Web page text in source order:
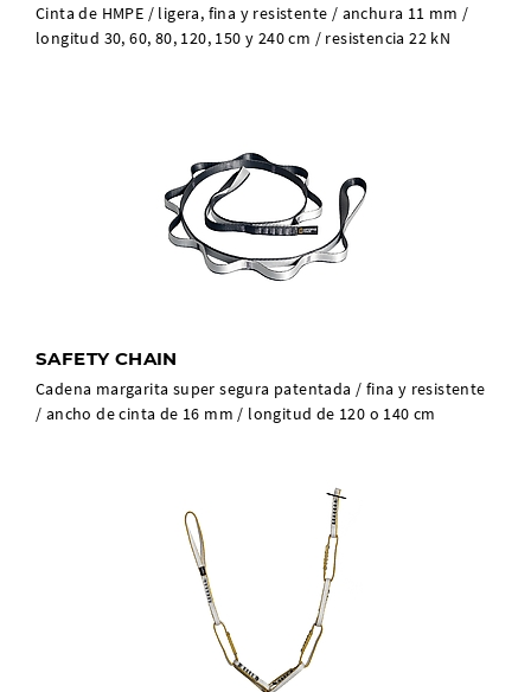
Cinta de HMPE / ligera, fina y resistente / anchura 11 mm /
longitud 30, 60, 80, 120, 150 y 240 cm / resistencia 22 kN
SAFETY CHAIN
Cadena margarita super segura patentada / fina y resistente
/ ancho de cinta de 16 mm / longitud de 120 o 140 cm